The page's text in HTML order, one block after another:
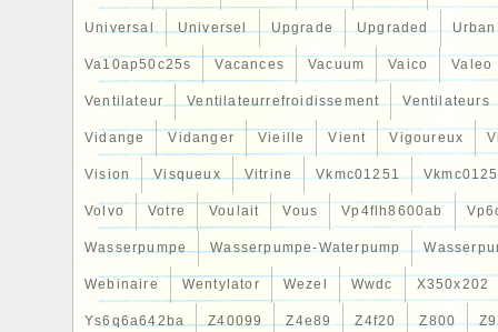
Universal Universel Upgrade Upgraded Urban
Va10ap50c25s Vacances Vacuum Vaico Valeo
Ventilateur Ventilateurrefroidissement Ventilateurs
Vidange Vidanger Vieille Vient Vigoureux
Vision Visqueux Vitrine Vkmc01251
Volvo Votre Voulait Vous Vp4flh8600ab
Wasserpumpe Wasserpumpe-Waterpump
Webinaire Wentylator Wezel Wwdc X350x202
Ys6q6a642ba Z40099 Z4e89 Z4f20 Z800